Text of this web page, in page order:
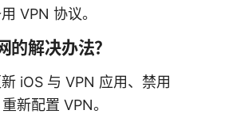
VPN 协议。
的解决办法？
iOS 与 VPN 应用、禁用
新配置 VPN。